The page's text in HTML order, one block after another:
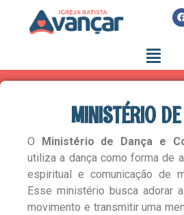
MINISTÉRIO
O Ministério de Dança e
utiliza a dança como forma de
espiritual e comunicação de
Esse ministério busca adorar
movimento e transmitir uma